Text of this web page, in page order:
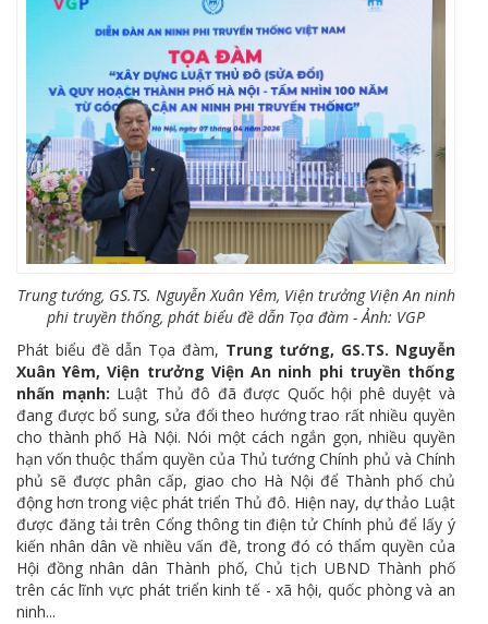
Trung tướng, GS.TS. Nguyễn Xuân Yêm, Viện trưởng Viện An ninh
phi truyền thống, phát biểu đề dẫn Tọa đàm - Ảnh: VGP
Phát biểu đề dẫn Tọa đàm, Trung tướng, GS.TS. Nguyễn
Xuân Yêm, Viện trưởng Viện An ninh phi truyền thống
nhấn mạnh: Luật Thủ đô đã được Quốc hội phê duyệt và
đang được bổ sung, sửa đổi theo hướng trao rất nhiều quyền
cho thành phố Hà Nội. Nói một cách ngắn gọn, nhiều quyền
hạn vốn thuộc thẩm quyền của Thủ tướng Chính phủ và Chính
phủ sẽ được phân cấp, giao cho Hà Nội để Thành phố chủ
động hơn trong việc phát triển Thủ đô. Hiện nay, dự thảo Luật
được đăng tải trên Cổng thông tin điện tử Chính phủ để lấy ý
kiến nhân dân về nhiều vấn đề, trong đó có thẩm quyền của
Hội đồng nhân dân Thành phố, Chủ tịch UBND Thành phố
trên các lĩnh vực phát triển kinh tế - xã hội, quốc phòng và an
ninh...